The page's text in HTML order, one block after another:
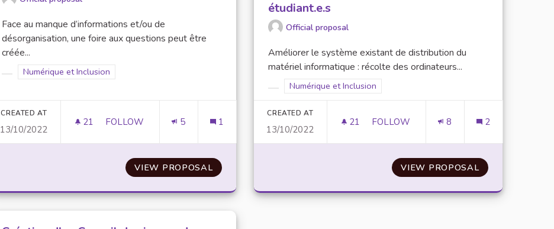
Face au manque d’informations et/ou de
désorganisation, une foire aux questions peut être
créée...
Filter results for scope: Numérique et Inclusion
Numérique et Inclusion
CREATED AT
13/10/2022
21 21 FOLLOWERS
FOLLOW 5 1
VIEW PROPOSALCRÉATION D’UN FORUM/F.A.Q
étudiant.e.s
Official proposal
Améliorer le système existant de distribution du
matériel informatique : récolte des ordinateurs...
Filter results for scope: Numérique et Inclusion
Numérique et Inclusion
CREATED AT
13/10/2022
21 21 FOLLOWERS
FOLLOW 8 2
VIEW PROPOSALPRÊT ET